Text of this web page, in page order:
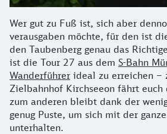
Wer gut zu Fuß ist, sich aber
verausgaben möchte, für den ist
den Taubenberg genau das
ist die Tour 27 aus dem S-Bahn
Wanderführer ideal zu erreichen –
Zielbahnhof Kirchseeon fährt euch
zum anderen bleibt dank der
genug Puste, um sich mit der
unterhalten.